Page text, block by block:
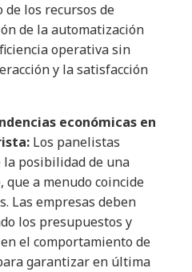
los recursos de
de la automatización
operativa sin
y la satisfacción
económicas en
Los panelistas
posibilidad de una
a menudo coincide
Las empresas deben
los presupuestos y
el comportamiento de
garantizar en última